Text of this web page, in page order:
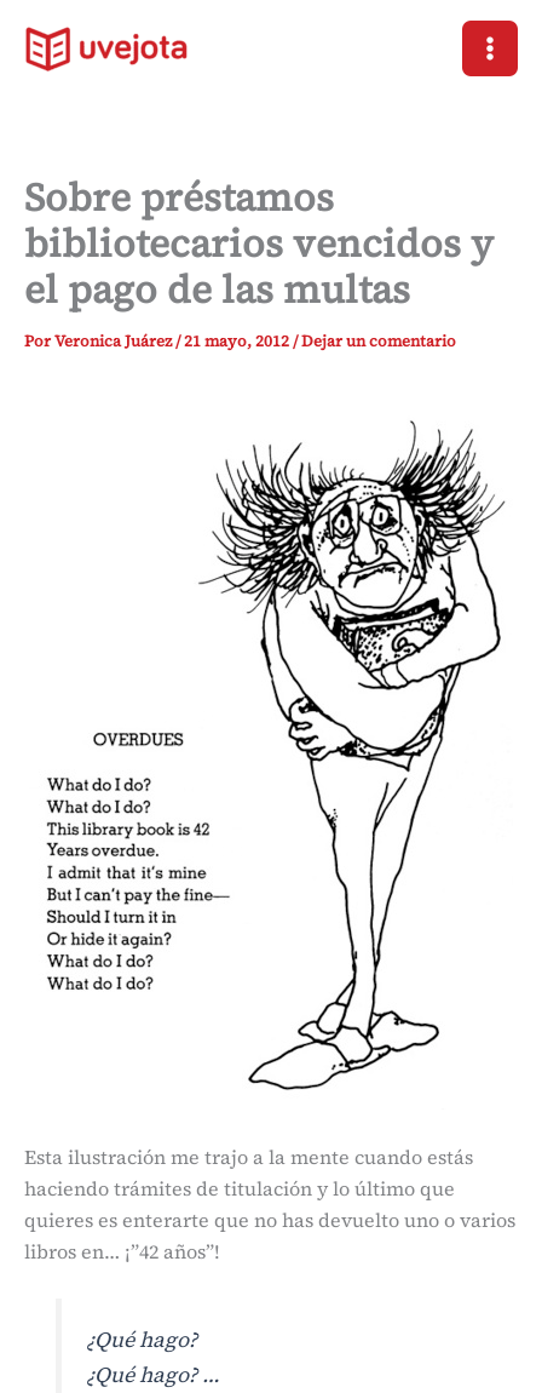
contenido
Sobre préstamos
bibliotecarios vencidos y
el pago de las multas
PorVeronica Juárez/21 mayo, 2012/Dejar un comentario
Esta ilustración me trajo a la mente cuando estás
haciendo trámites de titulación y lo último que
quieres es enterarte que no has devuelto uno o varios
libros en… ¡”42 años”!
¿Qué hago?
¿Qué hago? …